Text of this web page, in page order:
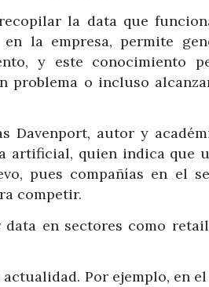
la data que
la empresa, permite
y este conocimiento
problema o incluso
Davenport, autor y
artificial, quien indica que
pues compañías en el
competir.
en sectores como
Por ejemplo, en